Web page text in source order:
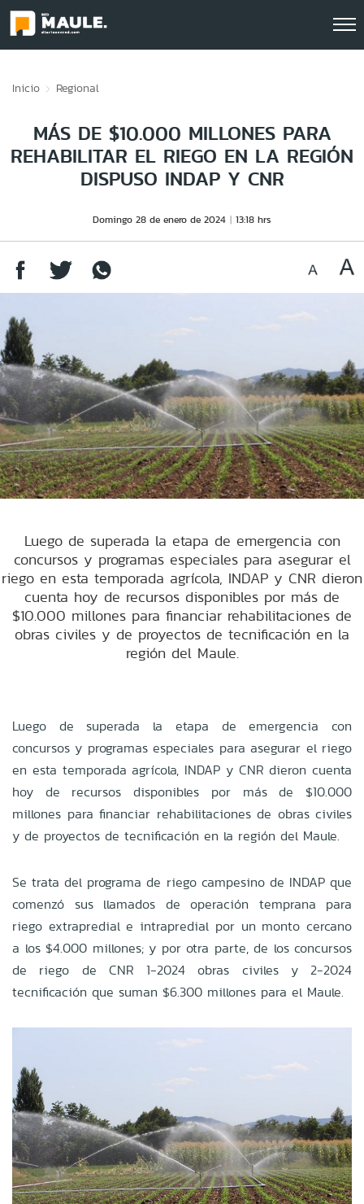
Inicio Regional
MÁS DE $10.000 MILLONES PARA
REHABILITAR EL RIEGO EN LA REGIÓN
DISPUSO INDAP Y CNR
Domingo 28 de enero de 2024 13:18 hrs
Luego de superada la etapa de emergencia con
concursos y programas especiales para asegurar el
riego en esta temporada agrícola, INDAP y CNR dieron
cuenta hoy de recursos disponibles por más de
$10.000 millones para financiar rehabilitaciones de
obras civiles y de proyectos de tecnificación en la
región del Maule.
Luego de superada la etapa de emergencia con
concursos y programas especiales para asegurar el riego
en esta temporada agrícola, INDAP y CNR dieron cuenta
hoy de recursos disponibles por más de $10.000
millones para financiar rehabilitaciones de obras civiles
y de proyectos de tecnificación en la región del Maule.
Se trata del programa de riego campesino de INDAP que
comenzó sus llamados de operación temprana para
riego extrapredial e intrapredial por un monto cercano
a los $4.000 millones; y por otra parte, de los concursos
de riego de CNR 1-2024 obras civiles y 2-2024
tecnificación que suman $6.300 millones para el Maule.